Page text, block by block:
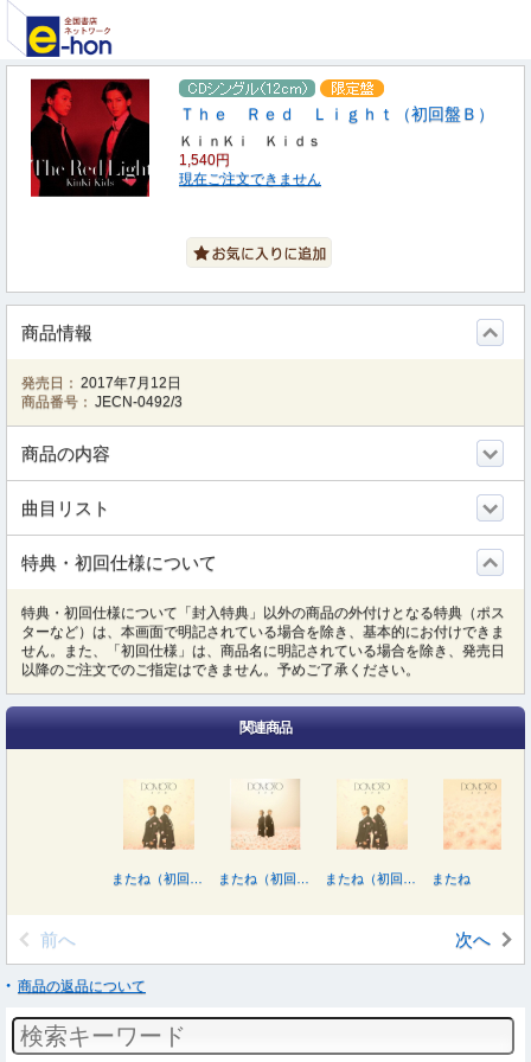
Ｔｈｅ Ｒｅｄ Ｌｉｇｈｔ（初回盤Ｂ）
ＫｉｎＫｉ Ｋｉｄｓ
1,540円
現在ご注文できません
商品情報
発売日： 2017年7月12日
商品番号： JECN-0492/3
商品の内容
曲目リスト
特典・初回仕様について
特典・初回仕様について「封入特典」以外の商品の外付けとなる特典（ポス
ターなど）は、本画面で明記されている場合を除き、基本的にお付けできま
せん。また、「初回仕様」は、商品名に明記されている場合を除き、発売日
以降のご注文でのご指定はできません。予めご了承ください。
関連商品
またね
前へ 次へ
商品の返品について